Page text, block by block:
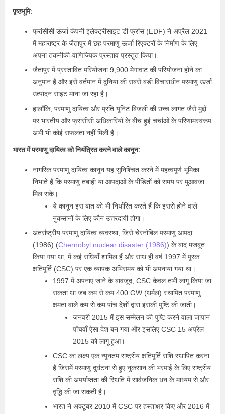
पृष्ठभूमि:
फ्रांसीसी ऊर्जा कंपनी इलेक्ट्रीसाइट डी फ्रांस (EDF) ने अप्रैल 2021
में महाराष्ट्र के जैतापुर में छह परमाणु ऊर्जा रिएक्टरों के निर्माण के लिए
अपना तकनीकी-वाणिज्यिक प्रस्ताव प्रस्तुत किया।
जैतापुर में प्रस्तावित परियोजना 9,900 मेगावाट की परियोजना होने का
अनुमान है और इसे वर्तमान में दुनिया की सबसे बड़ी विचाराधीन परमाणु ऊर्जा
उत्पादन साइट माना जा रहा है।
हालाँकि, परमाणु दायित्व और प्रति यूनिट बिजली की उच्च लागत जैसे मुद्दों
पर भारतीय और फ्रांसीसी अधिकारियों के बीच हुई चर्चाओं के परिणामस्वरूप
अभी भी कोई सफलता नहीं मिली है।
भारत में परमाणु दायित्व को नियंत्रित करने वाले कानून:
नागरिक परमाणु दायित्व कानून यह सुनिश्चित करने में महत्वपूर्ण भूमिका
निभाते हैं कि परमाणु तबाही या आपदाओं के पीड़ितों को समय पर मुआवजा
मिल सके।
ये कानून इस बात को भी निर्धारित करते हैं कि इससे होने वाले
नुकसानों के लिए कौन उत्तरदायी होगा।
अंतर्राष्ट्रीय परमाणु दायित्व व्यवस्था, जिसे चेरनोबिल परमाणु आपदा
(1986) (Chernobyl nuclear disaster (1986)) के बाद मजबूत
किया गया था, में कई संधियाँ शामिल हैं और साथ ही वर्ष 1997 में पूरक
क्षतिपूर्ति (CSC) पर एक व्यापक अभिसमय को भी अपनाया गया था।
1997 में अपनाए जाने के बावजूद, CSC केवल तभी लागू किया जा
सकता था जब कम से कम 400 GW (थर्मल) स्थापित परमाणु
क्षमता वाले कम से कम पांच देशों द्वारा इसकी पुष्टि की जाती।
जनवरी 2015 में इस सम्मेलन की पुष्टि करने वाला जापान
पाँचवाँ ऐसा देश बन गया और इसलिए CSC 15 अप्रैल
2015 को लागू हुआ।
CSC का लक्ष्य एक न्यूनतम राष्ट्रीय क्षतिपूर्ति राशि स्थापित करना
है जिसमें परमाणु दुर्घटना से हुए नुकसान की भरपाई के लिए राष्ट्रीय
राशि की अपर्याप्तता की स्थिति में सार्वजनिक धन के माध्यम से और
वृद्धि की जा सकती है।
भारत ने अक्टूबर 2010 में CSC पर हस्ताक्षर किए और 2016 में